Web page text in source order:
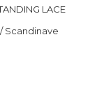
LACE
Scandinave